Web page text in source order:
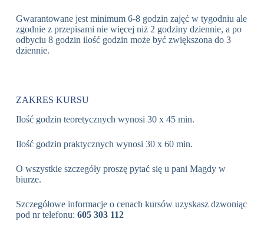
Gwarantowane jest minimum 6-8 godzin zajęć w tygodniu ale
zgodnie z przepisami nie więcej niż 2 godziny dziennie, a po
odbyciu 8 godzin ilość godzin może być zwiększona do 3
dziennie.
ZAKRES KURSU
Ilość godzin teoretycznych wynosi 30 x 45 min.
Ilość godzin praktycznych wynosi 30 x 60 min.
O wszystkie szczegóły proszę pytać się u pani Magdy w
biurze.
Szczegółowe informacje o cenach kursów uzyskasz dzwoniąc
pod nr telefonu: 605 303 112